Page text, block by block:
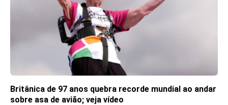
Britânica de 97 anos quebra recorde mundial ao andar
sobre asa de avião; veja vídeo